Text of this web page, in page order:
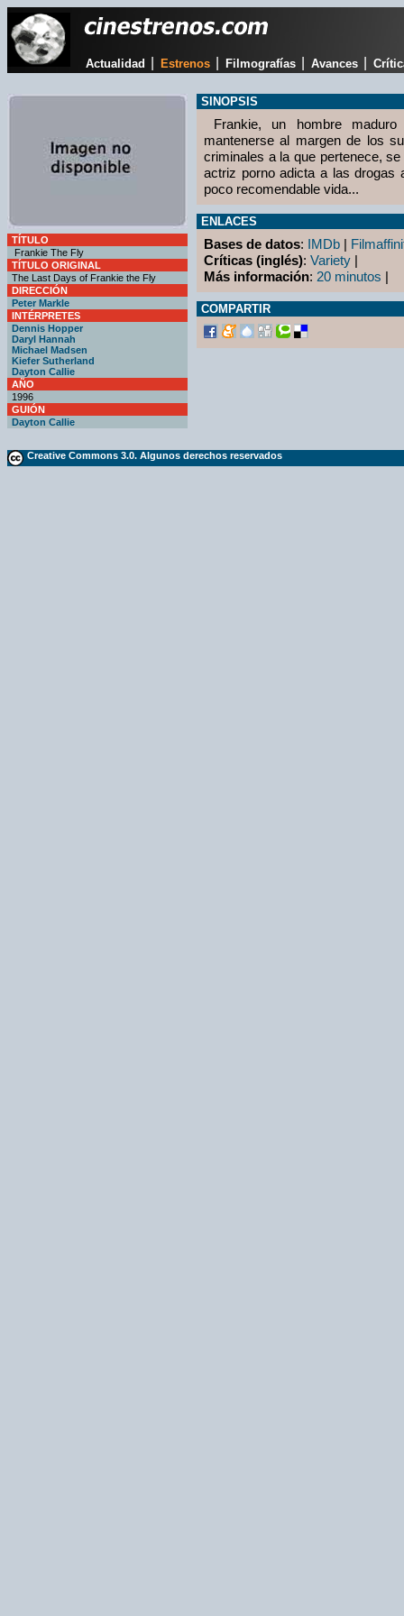
Actualidad Estrenos Filmografías Avances
TÍTULO
Frankie The Fly
TÍTULO ORIGINAL
The Last Days of Frankie the Fly
DIRECCIÓN
Peter Markle
INTÉRPRETES
Dennis Hopper
Daryl Hannah
Michael Madsen
Kiefer Sutherland
Dayton Callie
AÑO
1996
GUIÓN
Dayton Callie
SINOPSIS
Frankie, un hombre
mantenerse al margen de los
criminales a la que pertenece,
actriz porno adicta a las drogas
poco recomendable vida...
ENLACES
Bases de datos: IMDb |
Críticas (inglés): Variety |
Más información: 20 minutos |
COMPARTIR
Creative Commons 3.0. Algunos derechos reservados